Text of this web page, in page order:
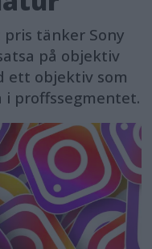
tänker Sony
på objektiv
ett objektiv som
proffssegmentet.